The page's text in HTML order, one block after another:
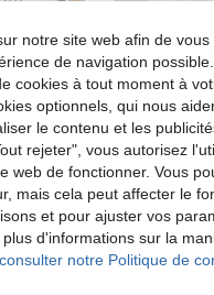
imprimé décontracté à l'italienne du sud
de Avant-Garde - Streetwear Hip-Hop Débardeurs pou Entrepôt UE STYNVO T-shirt à manches
12,49€
notre site web afin de
de navigation
cookies à tout moment à
optionnels, qui nous
le contenu et les
rejeter", vous autorisez
web de fonctionner. Vous
mais cela peut affecter le
et pour ajuster vos
d'informations sur la
notre Politique de